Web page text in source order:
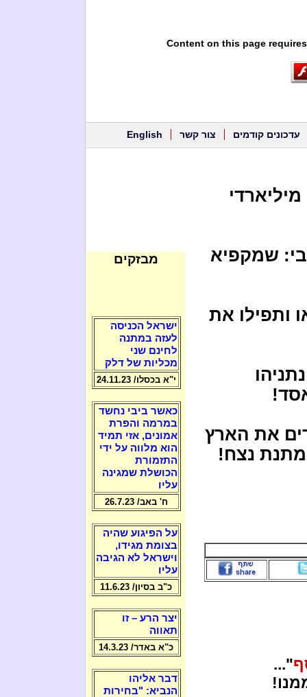
Content on this page
עדכונים קודמים צור קשר English
שמקפיא
ותפילו את
את הארץ
נצח!
"...
מבזקים
ישראל הכניסה
לעזה במתנה
לחינם שני
מכליות של דלק
י"א בכסלו/ 24.11.23
כאשר ביבי נחשד
במרמה והפרת
אמונים, אזי תמיד
הוא מלווה על ידי
התזמורת
הכושלת שמגינה
עליו
ח' באב/ 26.7.23
על הפיגוע שהיה
בצומת מגידו,
וישראל לא הגיבה
עליו
כ"ב בסיון/ 11.6.23
יצר הרע – זו
תאווה
כ"א באדר/ 14.3.23
דבר אליהו
הנביא: "בחירות